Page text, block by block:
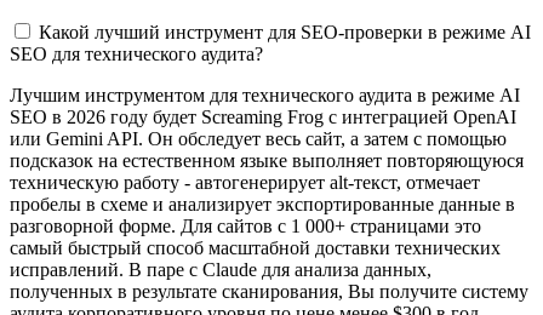
Какой лучший инструмент для SEO-проверки в режиме AI
SEO для технического аудита?
Лучшим инструментом для технического аудита в режиме AI
SEO в 2026 году будет Screaming Frog с интеграцией OpenAI
или Gemini API. Он обследует весь сайт, а затем с помощью
подсказок на естественном языке выполняет повторяющуюся
техническую работу - автогенерирует alt-текст, отмечает
пробелы в схеме и анализирует экспортированные данные в
разговорной форме. Для сайтов с 1 000+ страницами это
самый быстрый способ масштабной доставки технических
исправлений. В паре с Claude для анализа данных,
полученных в результате сканирования, Вы получите систему